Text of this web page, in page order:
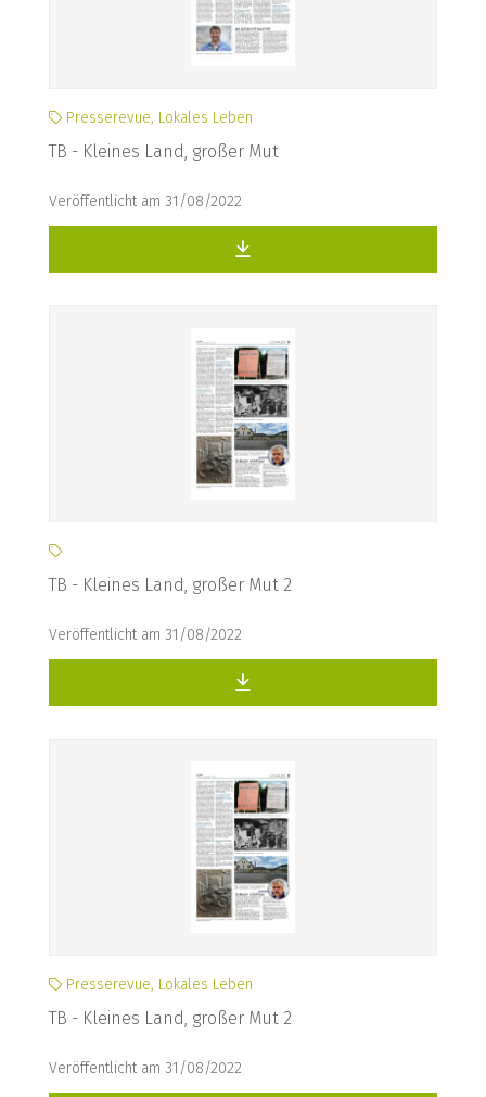
Presserevue, Lokales Leben
TB - Kleines Land, großer Mut
Veröffentlicht am 31/08/2022
TB - Kleines Land, großer Mut 2
Veröffentlicht am 31/08/2022
Presserevue, Lokales Leben
TB - Kleines Land, großer Mut 2
Veröffentlicht am 31/08/2022